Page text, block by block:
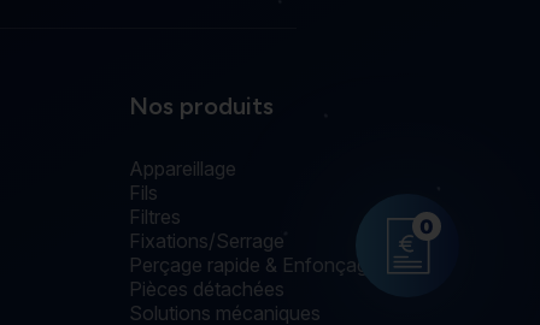
0
Nos produits
Appareillage
Fils
Filtres
Fixations/Serrage
Perçage rapide & Enfonçage
Pièces détachées
Solutions mécaniques